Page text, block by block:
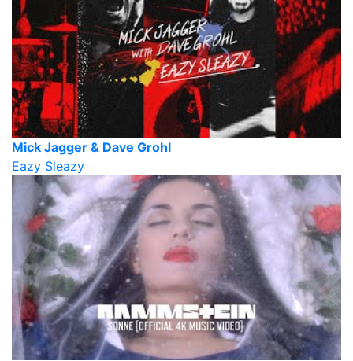
Mick Jagger & Dave Grohl
Eazy Sleazy